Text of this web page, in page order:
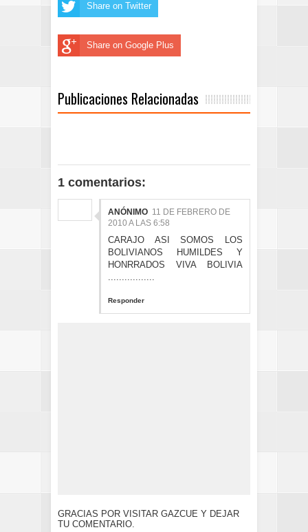
Share on Twitter
Share on Google Plus
Publicaciones Relacionadas
1 comentarios:
ANÓNIMO 11 DE FEBRERO DE
2010 A LAS 6:58
CARAJO ASI SOMOS LOS
BOLIVIANOS HUMILDES Y
HONRRADOS VIVA BOLIVIA
.................
Responder
GRACIAS POR VISITAR GAZCUE Y DEJAR
TU COMENTARIO.